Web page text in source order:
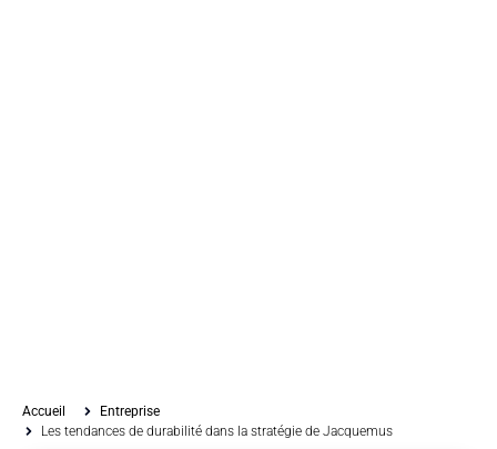
Accueil
Entreprise
Les tendances de durabilité dans la stratégie de Jacquemus